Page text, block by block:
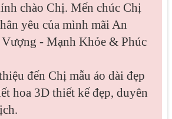
chào Chị. Mến chúc Chị
yêu của mình mãi An
- Mạnh Khỏe & Phúc
đến Chị mẫu áo dài đẹp
hoa 3D thiết kế đẹp, duyên